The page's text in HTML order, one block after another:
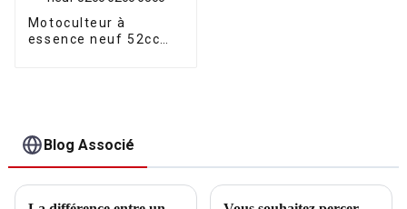
Motoculteur à
essence neuf 52cc
Blog Associé